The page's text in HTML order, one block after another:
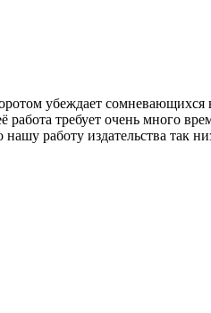
убеждает
требует очень много
работу издательства так